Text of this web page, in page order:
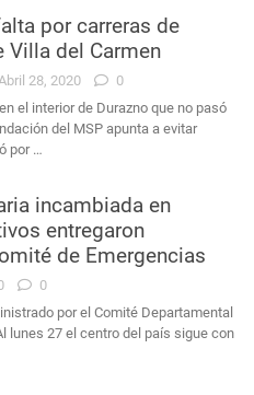
por carreras de
Villa del Carmen
Abril 28, 2020
0
el interior de Durazno que no pasó
del MSP apunta a evitar
por …
incambiada en
entregaron
de Emergencias
0
por el Comité Departamental
lunes 27 el centro del país sigue con